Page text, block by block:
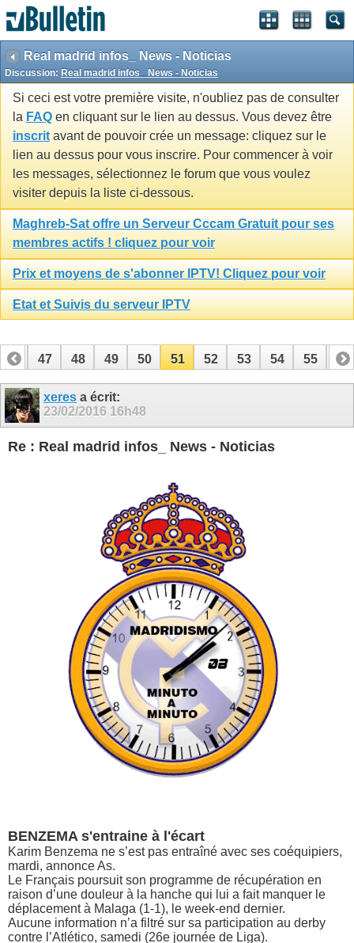
Real madrid infos_ News - Noticias
Discussion: Real madrid infos_ News - Noticias
Si ceci est votre première visite, n'oubliez pas de consulter
la FAQ en cliquant sur le lien au dessus. Vous devez être
inscrit avant de pouvoir crée un message: cliquez sur le
lien au dessus pour vous inscrire. Pour commencer à voir
les messages, sélectionnez le forum que vous voulez
visiter depuis la liste ci-dessous.
Maghreb-Sat offre un Serveur Cccam Gratuit pour ses
membres actifs ! cliquez pour voir
Prix et moyens de s'abonner IPTV! Cliquez pour voir
Etat et Suivis du serveur IPTV
46 47 48 49 50 51 52 53 54 55 56
66 67xeres a écrit:
23/02/2016 16h48
Re : Real madrid infos_ News - Noticias
BENZEMA s'entraine à l'écart
Karim Benzema ne s’est pas entraîné avec ses coéquipiers,
mardi, annonce As.
Le Français poursuit son programme de récupération en
raison d’une douleur à la hanche qui lui a fait manquer le
déplacement à Malaga (1-1), le week-end dernier.
Aucune information n’a filtré sur sa participation au derby
contre l’Atlético, samedi (26e journée de Liga).